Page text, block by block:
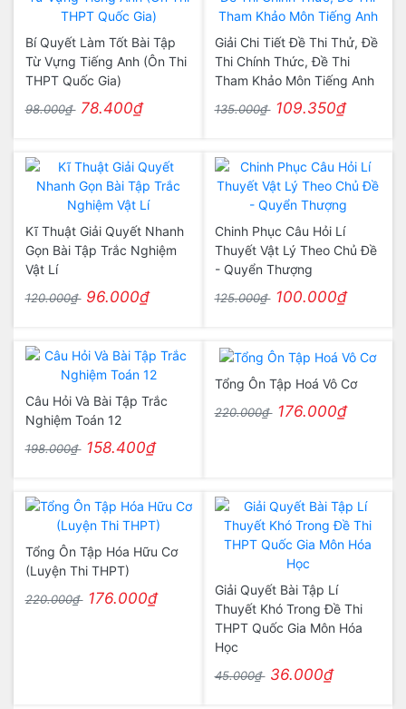
Bí Quyết Làm Tốt Bài Tập
Từ Vựng Tiếng Anh (Ôn Thi
THPT Quốc Gia)
98.000₫ 78.400₫
Giải Chi Tiết Đề Thi Thử, Đề
Thi Chính Thức, Đề Thi
Tham Khảo Môn Tiếng Anh
135.000₫ 109.350₫
Kĩ Thuật Giải Quyết Nhanh
Gọn Bài Tập Trắc Nghiệm
Vật Lí
120.000₫ 96.000₫
Chinh Phục Câu Hỏi Lí
Thuyết Vật Lý Theo Chủ Đề
- Quyển Thượng
125.000₫ 100.000₫
Câu Hỏi Và Bài Tập Trắc
Nghiệm Toán 12
198.000₫ 158.400₫
Tổng Ôn Tập Hoá Vô Cơ
220.000₫ 176.000₫
Tổng Ôn Tập Hóa Hữu Cơ
(Luyện Thi THPT)
220.000₫ 176.000₫
Giải Quyết Bài Tập Lí
Thuyết Khó Trong Đề Thi
THPT Quốc Gia Môn Hóa
Học
45.000₫ 36.000₫